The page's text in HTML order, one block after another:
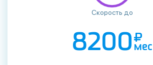
Скорость до
8200 мес